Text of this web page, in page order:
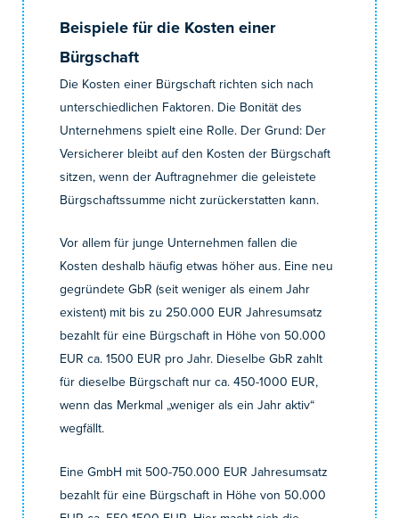
Beispiele für die Kosten einer
Bürgschaft
Die Kosten einer Bürgschaft richten sich nach
unterschiedlichen Faktoren. Die Bonität des
Unternehmens spielt eine Rolle. Der Grund: Der
Versicherer bleibt auf den Kosten der Bürgschaft
sitzen, wenn der Auftragnehmer die geleistete
Bürgschaftssumme nicht zurückerstatten kann.
Vor allem für junge Unternehmen fallen die
Kosten deshalb häufig etwas höher aus. Eine neu
gegründete GbR (seit weniger als einem Jahr
existent) mit bis zu 250.000 EUR Jahresumsatz
bezahlt für eine Bürgschaft in Höhe von 50.000
EUR ca. 1500 EUR pro Jahr. Dieselbe GbR zahlt
für dieselbe Bürgschaft nur ca. 450-1000 EUR,
wenn das Merkmal „weniger als ein Jahr aktiv“
wegfällt.
Eine GmbH mit 500-750.000 EUR Jahresumsatz
bezahlt für eine Bürgschaft in Höhe von 50.000